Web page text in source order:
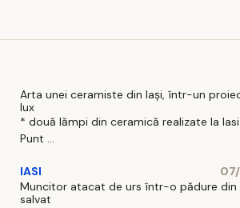
Arta unei ceramiste din Iași, într-un
lux
* două lămpi din ceramică realizate la
Punt ...
IASI
Muncitor atacat de urs într-o pădure din
salvat